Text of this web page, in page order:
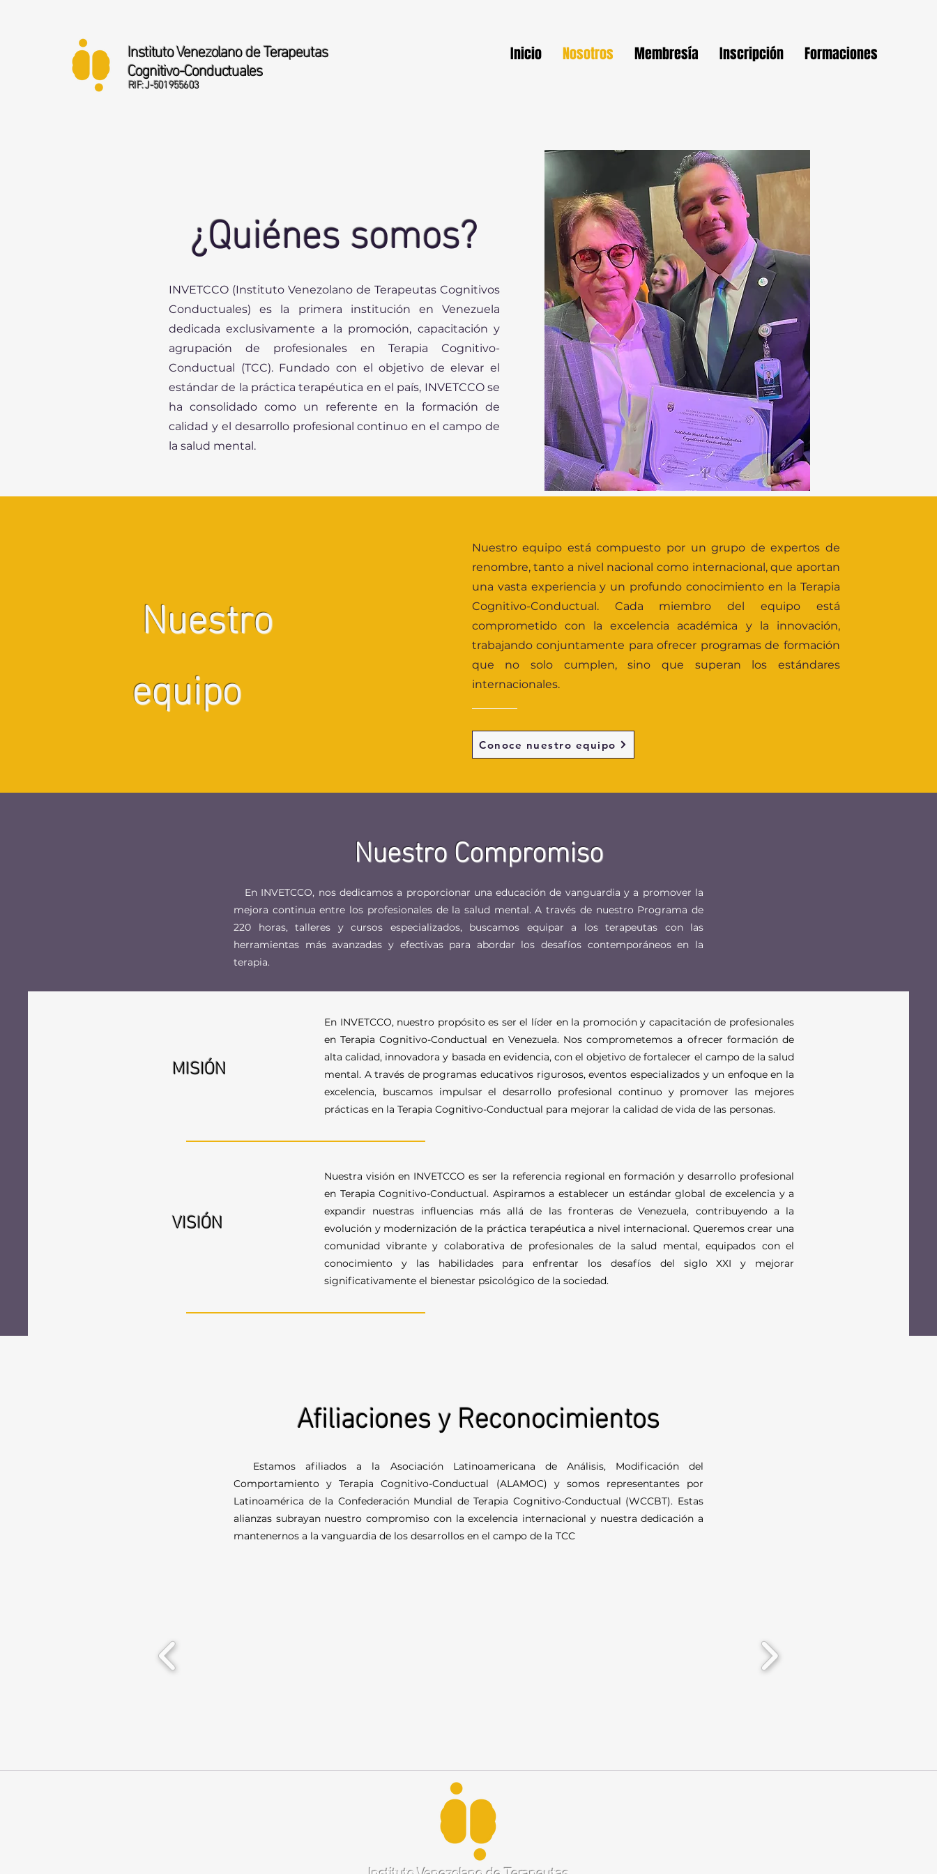
Instituto Venezolano de Terapeutas
Cognitivo-Conductuales
RIF: J-501955603
Inicio Nosotros Membresía Inscripción Formaciones
¿Quiénes somos?
INVETCCO (Instituto Venezolano de Terapeutas Cognitivos
Conductuales) es la primera institución en Venezuela
dedicada exclusivamente a la promoción, capacitación y
agrupación de profesionales en Terapia Cognitivo-
Conductual (TCC). Fundado con el objetivo de elevar el
estándar de la práctica terapéutica en el país, INVETCCO se
ha consolidado como un referente en la formación de
calidad y el desarrollo profesional continuo en el campo de
la salud mental.
Nuestro
equipo
Nuestro equipo está compuesto por un grupo de expertos de
renombre, tanto a nivel nacional como internacional, que aportan
una vasta experiencia y un profundo conocimiento en la Terapia
Cognitivo-Conductual. Cada miembro del equipo está
comprometido con la excelencia académica y la innovación,
trabajando conjuntamente para ofrecer programas de formación
que no solo cumplen, sino que superan los estándares
internacionales.
Conoce nuestro equipo
Nuestro Compromiso
​ En INVETCCO, nos dedicamos a proporcionar una educación de vanguardia y a promover la
mejora continua entre los profesionales de la salud mental. A través de nuestro Programa de
220 horas, talleres y cursos especializados, buscamos equipar a los terapeutas con las
herramientas más avanzadas y efectivas para abordar los desafíos contemporáneos en la
terapia.
MISIÓN
En INVETCCO, nuestro propósito es ser el líder en la promoción y capacitación de profesionales
en Terapia Cognitivo-Conductual en Venezuela. Nos comprometemos a ofrecer formación de
alta calidad, innovadora y basada en evidencia, con el objetivo de fortalecer el campo de la salud
mental. A través de programas educativos rigurosos, eventos especializados y un enfoque en la
excelencia, buscamos impulsar el desarrollo profesional continuo y promover las mejores
prácticas en la Terapia Cognitivo-Conductual para mejorar la calidad de vida de las personas.
VISIÓN
Nuestra visión en INVETCCO es ser la referencia regional en formación y desarrollo profesional
en Terapia Cognitivo-Conductual. Aspiramos a establecer un estándar global de excelencia y a
expandir nuestras influencias más allá de las fronteras de Venezuela, contribuyendo a la
evolución y modernización de la práctica terapéutica a nivel internacional. Queremos crear una
comunidad vibrante y colaborativa de profesionales de la salud mental, equipados con el
conocimiento y las habilidades para enfrentar los desafíos del siglo XXI y mejorar
significativamente el bienestar psicológico de la sociedad.
Afiliaciones y Reconocimientos
Estamos afiliados a la Asociación Latinoamericana de Análisis, Modificación del
Comportamiento y Terapia Cognitivo-Conductual (ALAMOC) y somos representantes por
Latinoamérica de la Confederación Mundial de Terapia Cognitivo-Conductual (WCCBT). Estas
alianzas subrayan nuestro compromiso con la excelencia internacional y nuestra dedicación a
mantenernos a la vanguardia de los desarrollos en el campo de la TCC